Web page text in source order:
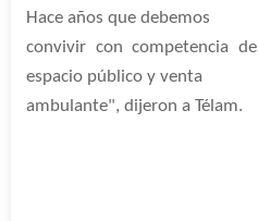
Hace años que debemos
convivir con competencia
espacio público y venta
ambulante", dijeron a Télam.